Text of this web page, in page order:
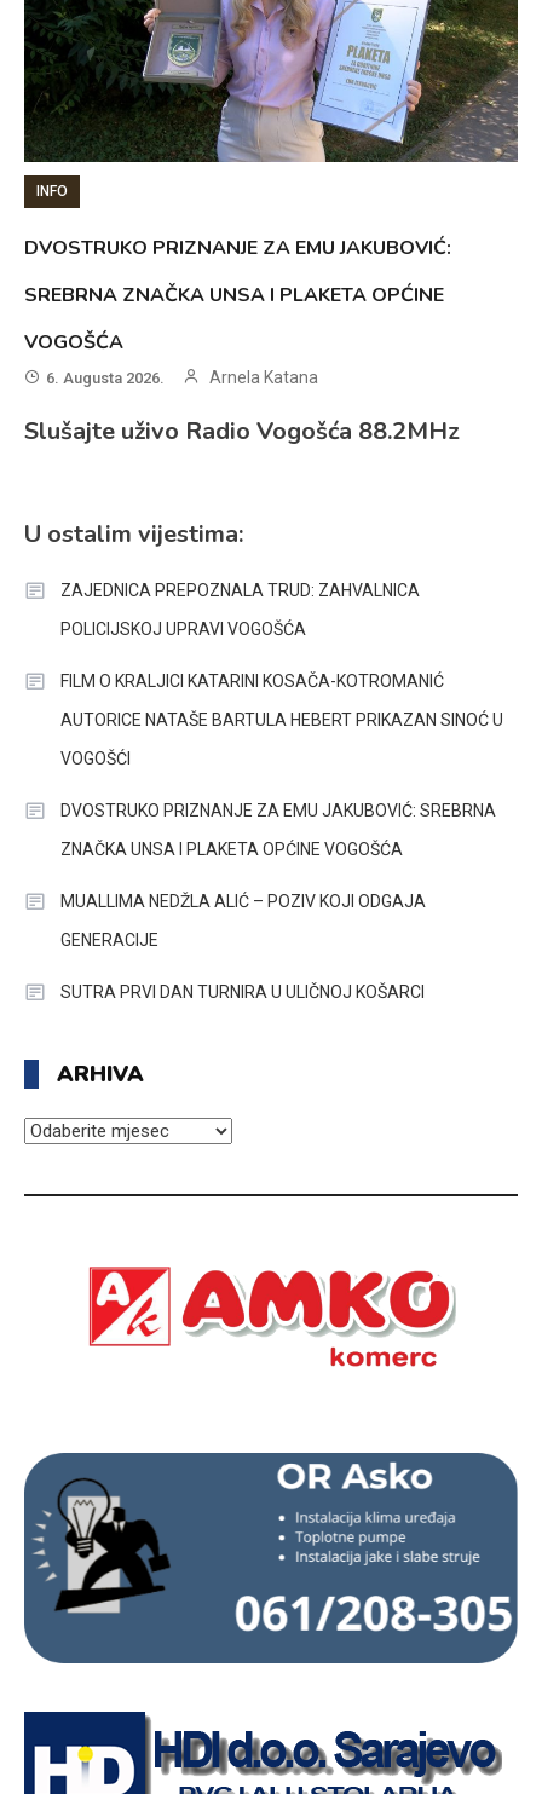
INFO
DVOSTRUKO PRIZNANJE ZA EMU JAKUBOVIĆ:
SREBRNA ZNAČKA UNSA I PLAKETA OPĆINE
VOGOŠĆA
6. Augusta 2026. Arnela Katana
Slušajte uživo Radio Vogošća 88.2MHz
U ostalim vijestima:
ZAJEDNICA PREPOZNALA TRUD: ZAHVALNICA
POLICIJSKOJ UPRAVI VOGOŠĆA
FILM O KRALJICI KATARINI KOSAČA-KOTROMANIĆ
AUTORICE NATAŠE BARTULA HEBERT PRIKAZAN SINOĆ U
VOGOŠĆI
DVOSTRUKO PRIZNANJE ZA EMU JAKUBOVIĆ: SREBRNA
ZNAČKA UNSA I PLAKETA OPĆINE VOGOŠĆA
MUALLIMA NEDŽLA ALIĆ – POZIV KOJI ODGAJA
GENERACIJE
SUTRA PRVI DAN TURNIRA U ULIČNOJ KOŠARCI
ARHIVA
ARHIVA